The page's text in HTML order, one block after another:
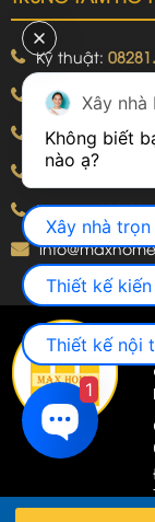
Kỹ thuật:
Khiếu nại:
Bảo hành:
Hotline:
Hotline:
Xây nhà
Không biết
Xây nhà
Thiết kế
Thiết kế nội
1